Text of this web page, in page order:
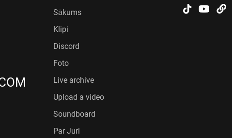
Sākums
Klipi
Discord
Foto
Live archive
Upload a video
Soundboard
Par Juri